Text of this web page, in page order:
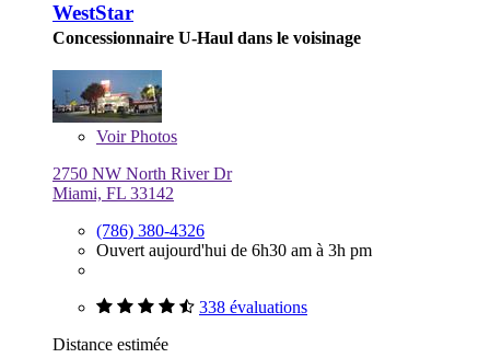
WestStar
Concessionnaire U-Haul dans le voisinage
VoirPhotos
2750 NW North River Dr
Miami, FL 33142
(786) 380-4326
Ouvert aujourd'hui de 6h30 am à 3h pm
338 évaluations
Distance estimée